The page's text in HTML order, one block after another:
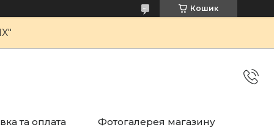
Кошик
та оплата Фотогалерея магазину